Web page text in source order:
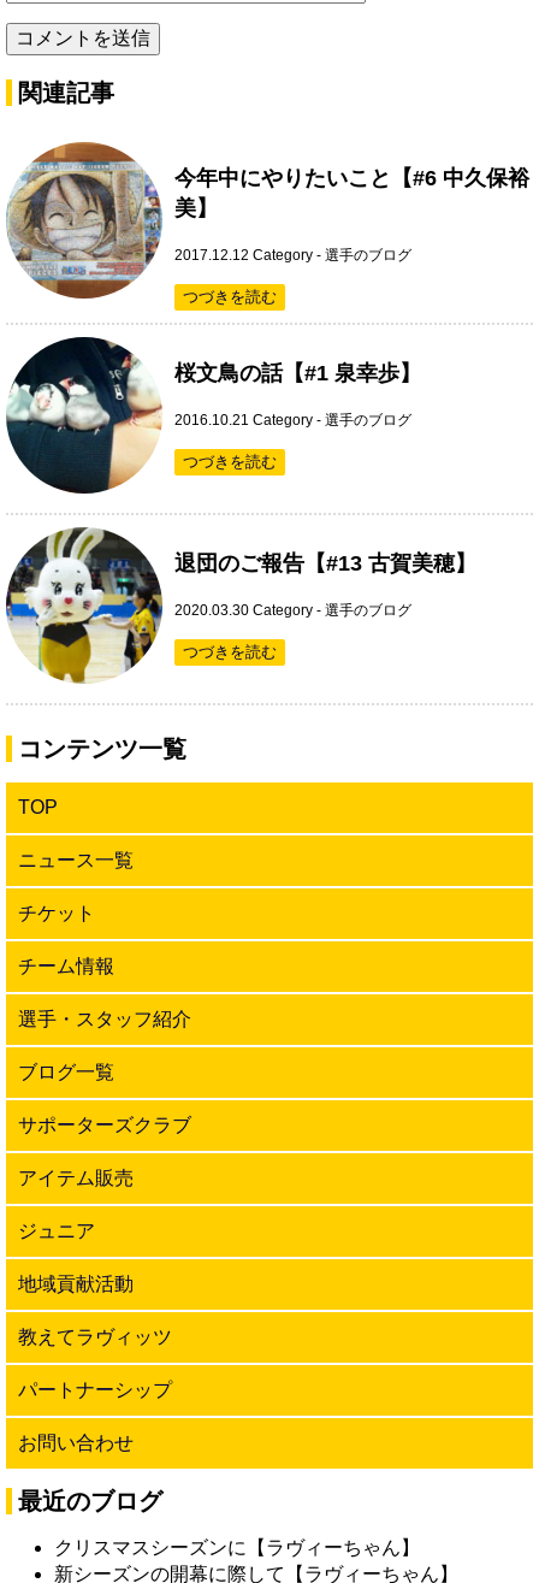
関連記事
今年中にやりたいこと【#6 中久保裕
美】
2017.12.12 Category - 選手のブログ
つづきを読む
桜文鳥の話【#1 泉幸歩】
2016.10.21 Category - 選手のブログ
つづきを読む
退団のご報告【#13 古賀美穂】
2020.03.30 Category - 選手のブログ
つづきを読む
コンテンツ一覧
TOP
ニュース一覧
チケット
チーム情報
選手・スタッフ紹介
ブログ一覧
サポーターズクラブ
アイテム販売
ジュニア
地域貢献活動
教えてラヴィッツ
パートナーシップ
お問い合わせ
最近のブログ
クリスマスシーズンに【ラヴィーちゃん】
新シーズンの開幕に際して【ラヴィーちゃん】